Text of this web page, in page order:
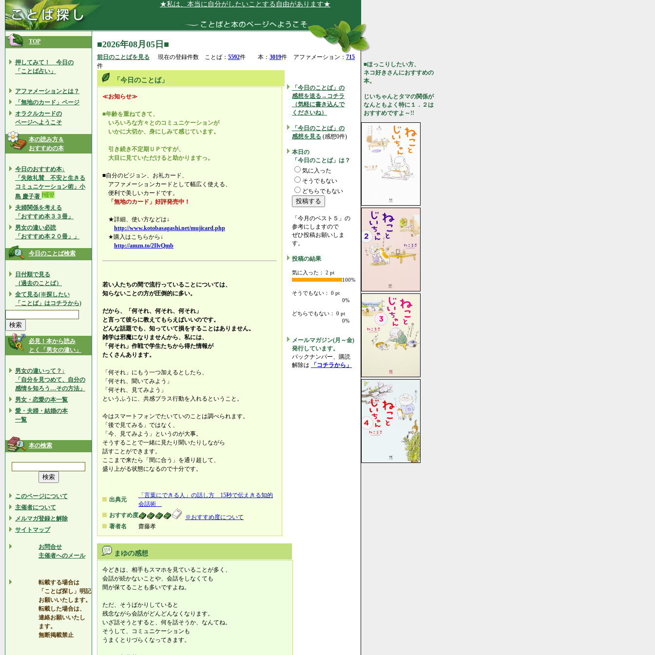
★私は、本当に自分がしたいことする自由があります★
TOP
押してみて！ 今日の
「ことば占い」
アファメーションとは？
「無地のカード」ページ
オラクルカードの
ページへようこそ
本の読み方＆
おすすめの本
今日のおすすめ本↓
「失敗礼賛 不安と生きる
コミュニケーション術」小
島 慶子著
夫婦関係を考える
「おすすめ本３３冊」
男女の違い必読
「おすすめ本２０冊」」
今日のことば検索
日付順で見る
（過去のことば）
全て見る(※探したい
「ことば」はコチラから)
必見！本から読み
とく「男女の違い」
男女の違いって？↓
「自分を見つめて、自分の
感情を知ろう…その方法」
男女・恋愛の本一覧
愛・夫婦・結婚の本
一覧
本の検索
このページについて
主催者について
メルマガ登録と解除
サイトマップ
お問合せ
主催者へのメール
転載する場合は
「ことば探し」明記
お願いいたします。
転載した場合は、
連絡お願いいたし
ます。
無断掲載禁止
■2026年08月05日■
前日のことばを見る 現在の登録件数 ことば： 5592件 本： 3019件 アファメーション： 715
件
「今日のことば」
≪お知らせ≫
■年齢を重ねてきて、
いろいろな方々とのコミュニケーションが
いかに大切か、身にしみて感じています。
引き続き不定期ＵＰですが、
大目に見ていただけると助かりますっ。
■自分のビジョン、お礼カード、
アファメーションカードとして幅広く使える、
便利で美しいカードです。
「無地のカード」好評発売中！
★詳細、使い方などは↓
http://www.kotobasagashi.net/mujicard.php
★購入はこちらから↓
http://amzn.to/2IlvQmb
若い人たちの間で流行っていることについては、
知らないことの方が圧倒的に多い。
だから、「何それ、何それ、何それ」
と言って彼らに教えてもらえばいいのです。
どんな話題でも、知っていて損をすることはありません。
雑学は邪魔になりませんから、私には、
「何それ」作戦で学生たちから得た情報が
たくさんあります。
「何それ」にもう一つ加えるとしたら、
「何それ、聞いてみよう」
「何それ、見てみよう」
というふうに、共感プラス行動を入れるということ。
今はスマートフォンでたいていのことは調べられます。
「後で見てみる」ではなく、
「今、見てみよう」というのが大事。
そうすることで一緒に見たり聞いたりしながら
話すことができます。
ここまで来たら「間に合う」を通り超して、
盛り上がる状態になるので十分です。
出典元
「言葉にできる人」の話し方 15秒で伝えきる知的
会話術
おすすめ度
※おすすめ度について
著者名
齋藤孝
まゆの感想
今どきは、相手もスマホを見ていることが多く、
会話が続かないことや、会話をしなくても
間が保てることも多いですよね。
ただ、そうばかりしていると
残念ながら会話がどんどんなくなります。
いざ話そうとすると、何を話そうか、なんてね。
そうして、コミュニケーションも
うまくとりづらくなってきます。
「今日のことば」の
感想を送る→コチラ
（気軽に書き込んで
くださいね）
「今日のことば」の
感想を見る (感想0件)
本日の
「今日のことば」は？
気に入った
そうでもない
どちらでもない
「今月のベスト５」の
参考にしますので
ぜひ投稿お願いしま
す。
投稿の結果
気に入った： 2 pt
100%
そうでもない： 0 pt
0%
どちらでもない： 0 pt
0%
メールマガジン(月～金)
発行しています。
バックナンバー、購読
解除は
「コチラから」
■ほっこりしたい方、
ネコ好きさんにおすすめの
本。
じいちゃんとタマの関係が
なんともよく特に１．２は
おすすめですよ～!!